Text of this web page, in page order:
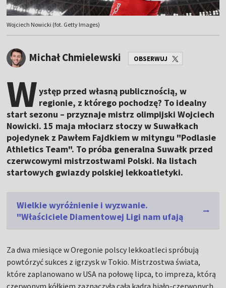
Wojciech Nowicki (fot. Getty Images)
Michał Chmielewski OBSERWUJ
Występ przed własną publicznością, w
regionie, z którego pochodzę? To idealny
start sezonu – przyznaje mistrz olimpijski Wojciech
Nowicki. 15 maja młociarz stoczy w Suwałkach
pojedynek z Pawłem Fajdkiem w mityngu "Podlasie
Athletics Team". To próba generalna Suwałk przed
czerwcowymi mistrzostwami Polski. Na listach
startowych gwiazdy polskiej lekkoatletyki.
Wielkie wyróżnienie i wyzwanie.
"Właściciele Diamentowej Ligi nam ufają
Za dwa miesiące w Oregonie polscy lekkoatleci spróbują
powtórzyć sukces z igrzysk w Tokio. Mistrzostwa świata,
które zaplanowano w USA na połowę lipca, to impreza, którą